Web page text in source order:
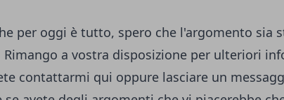
per oggi è tutto, spero che l'argomento sia
a vostra disposizione per ulteriori
contattarmi qui oppure lasciare un